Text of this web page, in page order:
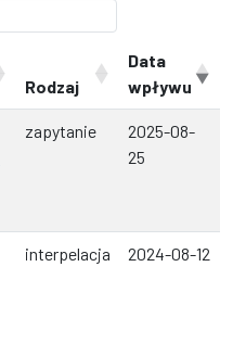
Rodzaj
Data
wpływu
zapytanie
2025-08-
25
interpelacja 2024-08-12